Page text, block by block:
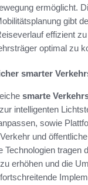
ermöglicht.
gibt
effizient
optimal zu
smarter
smarte
intelligenten
sowie
und
Technologien tragen
erhöhen und die